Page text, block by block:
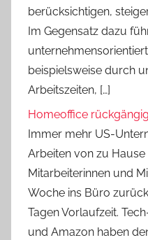
berücksichtigen,
Im Gegensatz dazu
beispielsweise durch
Arbeitszeiten, […]
Homeoffice rückgängig
Immer mehr US-
Arbeiten von zu
Mitarbeiterinnen und
Woche ins Büro
Tagen Vorlaufzeit.
und Amazon haben